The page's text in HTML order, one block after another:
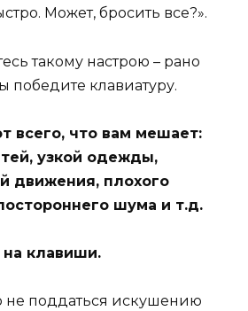
Может, бросить все?».
такому настрою – рано
победите клавиатуру.
всего, что вам мешает:
узкой одежды,
движения, плохого
шума и т.д.
клавиши.
не поддаться искушению